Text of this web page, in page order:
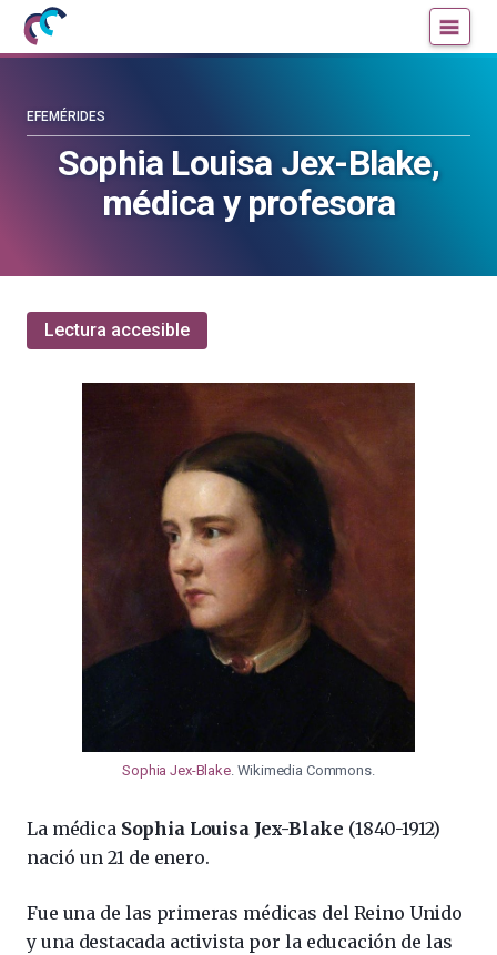
Mujeres
con
la
blog
la
Sophia Louisa Jex-Blake,
médica y profesora
EFEMÉRIDES
Lectura accesible
Sophia Jex-Blake. Wikimedia Commons.
La médicaSophia Louisa Jex-Blake (1840-1912)
nació un 21 de enero.
Fue una de las primeras médicas del Reino Unido
y una destacada activista por la educación de las